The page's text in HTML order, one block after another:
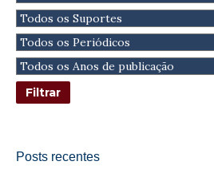
Posts recentes